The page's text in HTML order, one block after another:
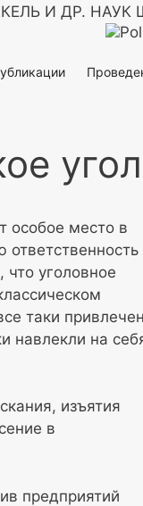
особое место в
что уголовное
таки
навлекли на
изъятия
в
предприятий